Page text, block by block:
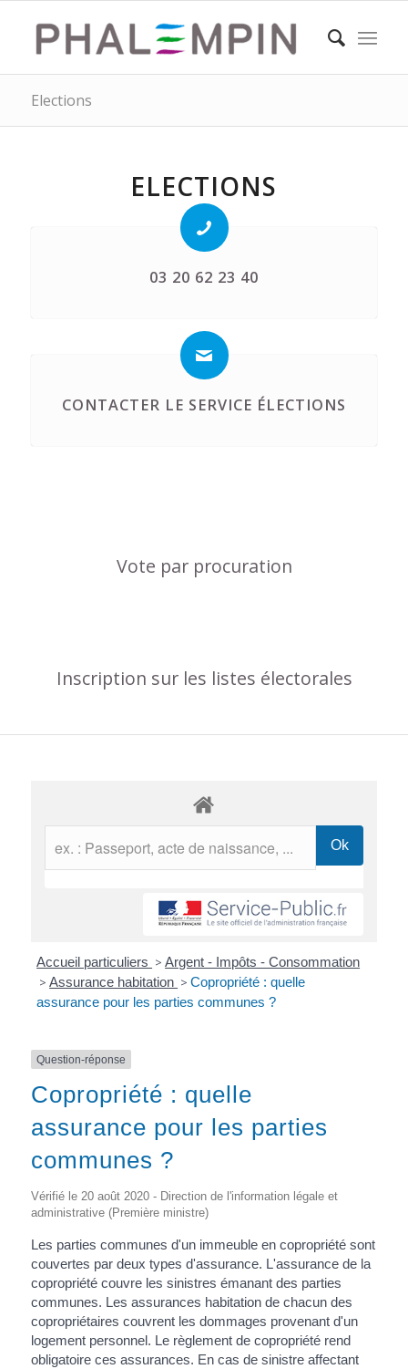
Elections
ELECTIONS
03 20 62 23 40
CONTACTER LE SERVICE ÉLECTIONS
Vote par procuration
Inscription sur les listes électorales
Accueil particuliers > Argent - Impôts - Consommation
> Assurance habitation > Copropriété : quelle
assurance pour les parties communes ?
Question-réponse
Copropriété : quelle
assurance pour les parties
communes ?
Vérifié le 20 août 2020 - Direction de l'information légale et
administrative (Première ministre)
Les parties communes d'un immeuble en copropriété sont
couvertes par deux types d'assurance. L'assurance de la
copropriété couvre les sinistres émanant des parties
communes. Les assurances habitation de chacun des
copropriétaires couvrent les dommages provenant d'un
logement personnel. Le règlement de copropriété rend
obligatoire ces assurances. En cas de sinistre affectant